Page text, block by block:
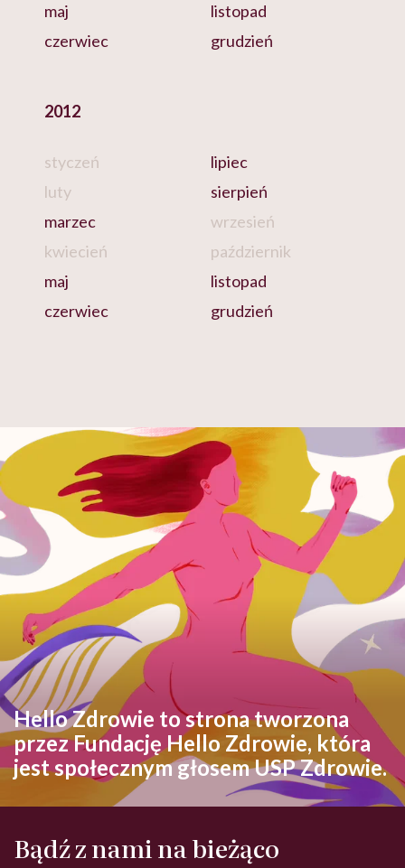
maj
czerwiec
listopad
grudzień
2012
styczeń
luty
marzec
kwiecień
maj
czerwiec
lipiec
sierpień
wrzesień
październik
listopad
grudzień
Hello Zdrowie to strona tworzona
przez Fundację Hello Zdrowie, która
jest społecznym głosem USP Zdrowie.
Bądź z nami na bieżąco